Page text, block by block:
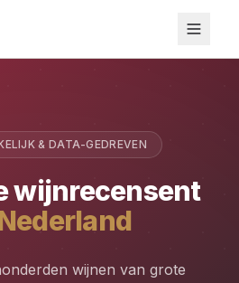
& DATA-GEDREVEN
wijnrecensent
wijnen van grote